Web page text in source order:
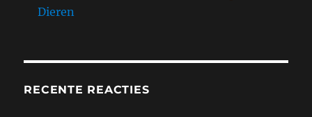
Dieren
RECENTE REACTIES